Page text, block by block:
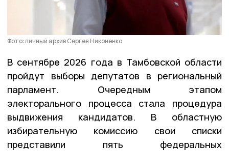
Фото: личный архив Сергея Никоненко
В сентябре 2026 года в Тамбовской области
пройдут выборы депутатов в региональный
парламент. Очередным этапом
электорального процесса стала процедура
выдвижения кандидатов. В областную
избирательную комиссию свои списки
представили пять федеральных